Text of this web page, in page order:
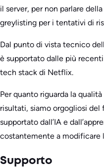
il server, per non parlare
greylisting per i tentativi di
Dal punto di vista tecnico
è supportato dalle più
tech stack di Netflix.
Per quanto riguarda la
risultati, siamo orgogliosi
supportato dall’IA e
costantemente a modificare
Supporto